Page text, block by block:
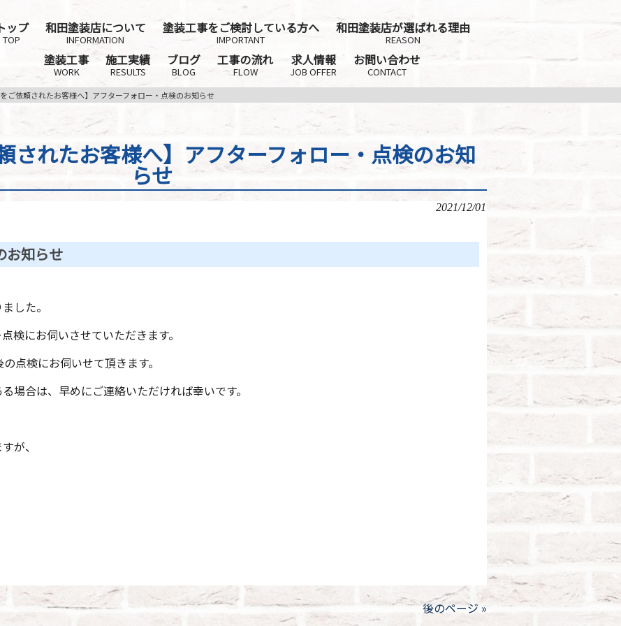
ップ
TOP
和田塗装店について
INFORMATION
塗装工事をご検討している方へ
IMPORTANT
和田塗装店が選ばれる理由
REASON
塗装工事
WORK
施工実績
RESULTS
ブログ
BLOG
工事の流れ
FLOW
求人情報
JOB OFFER
お問い合わせ
CONTACT
をご依頼されたお客様へ】アフターフォロー・点検のお知らせ
されたお客様へ】アフターフォロー・点検のお知
らせ
2021/12/01
お知らせ
した。
検にお伺いさせていただきます。
点検にお伺いせて頂きます。
場合は、早めにご連絡いただければ幸いです。
が、
後のページ »